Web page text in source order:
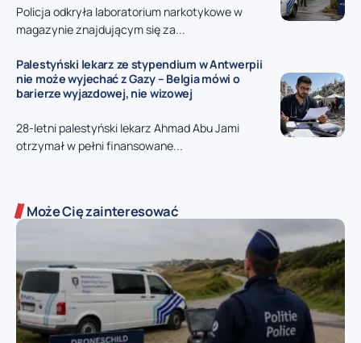
Policja odkryła laboratorium narkotykowe w
magazynie znajdującym się za...
Palestyński lekarz ze stypendium w Antwerpii
nie może wyjechać z Gazy – Belgia mówi o
barierze wyjazdowej, nie wizowej
28-letni palestyński lekarz Ahmad Abu Jami
otrzymał w pełni finansowane...
Może Cię zainteresować